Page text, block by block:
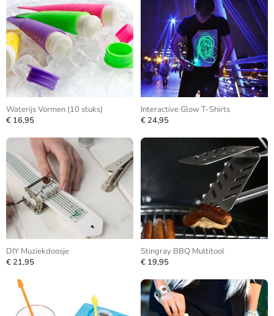
Waterijs Vormen (10 stuks)
€ 16,95
Interactive Glow T-Shirts
€ 24,95
DIY Muziekdoosje
€ 21,95
Stingray BBQ Multitool
€ 19,95